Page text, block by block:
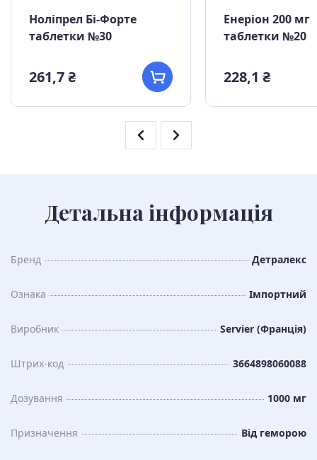
Ноліпрел Бі-Форте
таблетки №30
261,7 ₴
Енеріон 200 мг
таблетки №20
228,1 ₴
Детальна інформація
Бренд Детралекс
Ознака Імпортний
Виробник Servier (Франція)
Штрих-код 3664898060088
Дозування 1000 мг
Призначення Від геморою